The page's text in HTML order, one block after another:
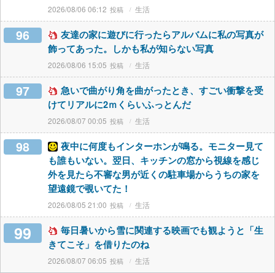
2026/08/06 06:12 生活
96
友達の家に遊びに行ったらアルバムに私の写真が
飾ってあった。しかも私が知らない写真
2026/08/06 15:05 生活
97
急いで曲がり角を曲がったとき、すごい衝撃を受
けてリアルに2ｍくらいふっとんだ
2026/08/07 00:05 生活
98
夜中に何度もインターホンが鳴る。モニター見て
も誰もいない。翌日、キッチンの窓から視線を感じ
外を見たら不審な男が近くの駐車場からうちの家を
望遠鏡で覗いてた！
2026/08/05 21:00 生活
99
毎日暑いから雪に関連する映画でも観ようと「生
きてこそ」を借りたのね
2026/08/07 06:05 生活